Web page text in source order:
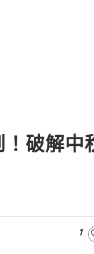
！破解中
1